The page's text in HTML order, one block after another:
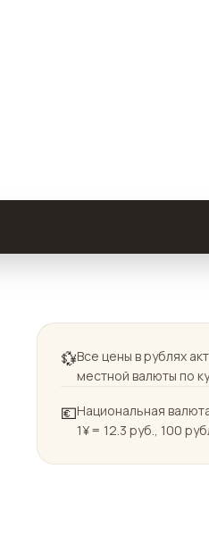
💱Все цены в рублях
местной валюты по
💶Национальная
1¥ = 12.3 руб., 100